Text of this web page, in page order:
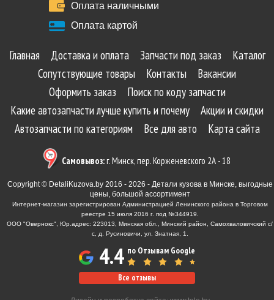
Оплата наличными
Оплата картой
Главная Доставка и оплата Запчасти под заказ
Каталог
Сопутствующие товары
Контакты
Вакансии
Оформить заказ
Поиск по коду запчасти
Какие автозапчасти лучше купить и почему
Акции и скидки
Автозапчасти по категориям
Все для авто Карта сайта
Самовывоз:г. Минск, пер. Корженевского 2А - 18
Copyright © DetaliKuzova.by 2016 - 2026 - Детали кузова в Минске, выгодные
цены, большой ассортимент
Интернет-магазин зарегистрирован Администрацией Ленинского района в Торговом
реестре 15 июля 2016 г. под №344919.
ООО "Овернокс", Юр.адрес: 223013, Минская обл., Минский район, Самохваловичский с/
с, д. Русиновичи, ул. Знатная, 1.
4.4 по Отзывам Google
Все отзывы